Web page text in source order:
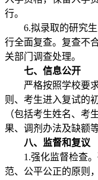
行。
6.拟录取的研究生
行全面复查。复查不
关部门调查处理。
七、信息公开
严格按照学校要求
则、考生进入复试的
（包括考生姓名、考
果、调剂办法及缺额
八、监督和复议
1.强化监督检查。
范、公平公正的原则